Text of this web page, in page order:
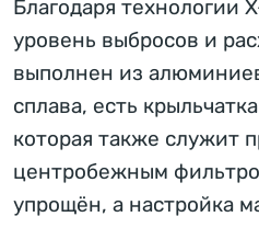
Благодаря технологии
уровень выбросов и
выполнен из
сплава, есть
которая также служит
центробежным
упрощён, а настройка